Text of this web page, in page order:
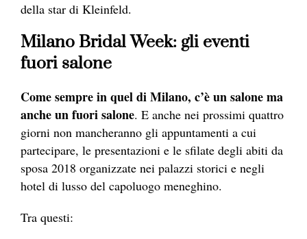
della star di Kleinfeld.
Milano Bridal Week: gli eventi
fuori salone
Come sempre in quel di Milano, c’è un salone ma
anche un fuori salone. E anche nei prossimi quattro
giorni non mancheranno gli appuntamenti a cui
partecipare, le presentazioni e le sfilate degli abiti da
sposa 2018 organizzate nei palazzi storici e negli
hotel di lusso del capoluogo meneghino.
Tra questi: